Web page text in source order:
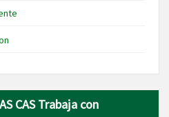
CAS Trabaja con